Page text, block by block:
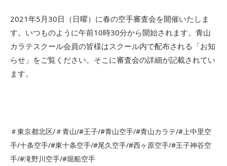
2021年5月30日（日曜）に春の空手審査会を開催いたしま
す。いつものように午前10時30分から開始されます。青山
カラテスクール会員の皆様はスクール内で配布される「お知
らせ」をご覧ください。そこに審査会の詳細が記載されてい
ます。
＃東京都北区/＃青山/#王子/#青山空手/#青山カラテ/#上中里空
手/十条空手/#東十条空手/#尾久空手/#西ヶ原空手/#王子神谷空
手/#滝野川空手/#堀船空手